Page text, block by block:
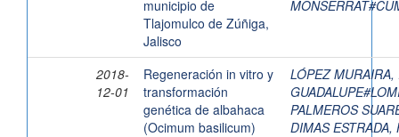
municipio de
Tlajomulco de Zúñiga,
Jalisco
2018-
12-01
Regeneración in vitro y
transformación
genética de albahaca
(Ocimum basilicum)
LÓPEZ MURAIRA,
PALMEROS
DIMAS ESTRADA,